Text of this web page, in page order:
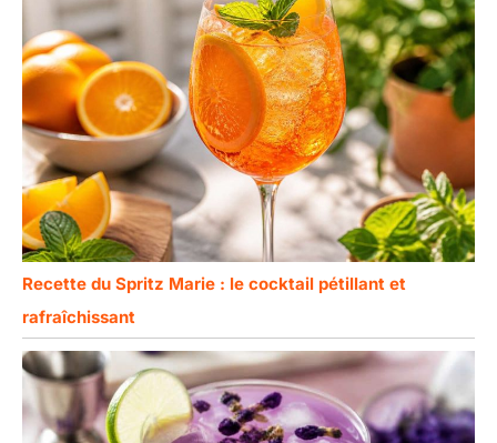
rangez-les pour les
réutiliser à la
prochaine occasion
Idée Cadeau
Pratique et Festive
pour les Amateurs
de Réceptions：
Bien que livré dans
un
conditionnement
simple et pratique
pour la protection
des produits, ce kit
pièces représente
un cadeau idéal et
pensé pour toute
personne aimant
recevoir ou
Recette du Spritz Marie : le cocktail pétillant et
rafraîchissant